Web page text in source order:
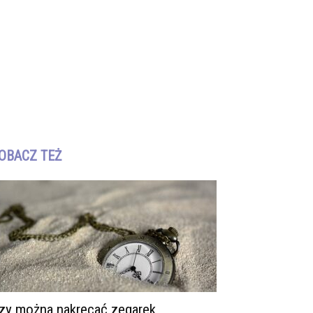
TEŻ
można nakręcać zegarek